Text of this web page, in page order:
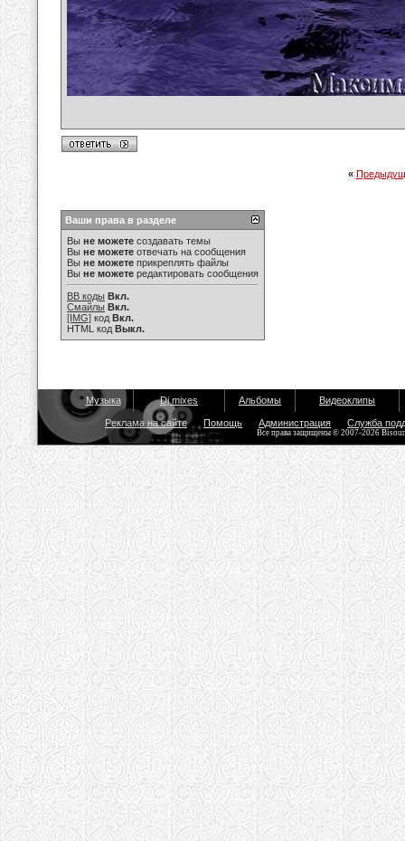
«
Ваши права в разделе
Вы не можете создавать темы
Вы не можете отвечать на сообщения
Вы не можете прикреплять файлы
Вы не можете редактировать сообщения
BB коды Вкл.
Смайлы Вкл.
[IMG] код Вкл.
HTML код Выкл.
Музыка Dj mixes Альбомы Видеоклипы
Реклама на сайте Помощь Администрация Служба
Все права защищены © 2007-2026